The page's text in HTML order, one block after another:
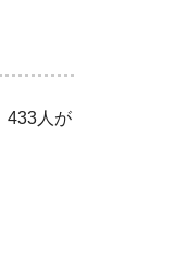
433人が